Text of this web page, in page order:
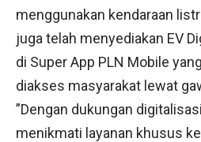
menggunakan kendaraan
juga telah menyediakan EV
di Super App PLN Mobile
diakses masyarakat lewat
”Dengan dukungan
menikmati layanan khusus